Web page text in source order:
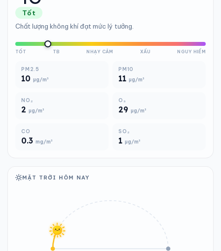
Tốt
Chất lượng không khí đạt mức lý tưởng.
TỐT TB NHẠY CẢM XẤU NGUY HIỂM
PM2.5
10 µg/m³
PM10
11 µg/m³
NO₂
2 µg/m³
O₃
29 µg/m³
CO
0.3 mg/m³
SO₂
1 µg/m³
MẶT TRỜI HÔM NAY